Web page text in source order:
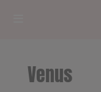
RADIOPLAYER
Venus